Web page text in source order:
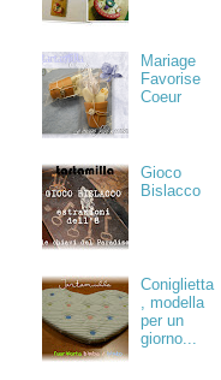
Mariage
Favorise
Coeur
Gioco
Bislacco
Coniglietta
, modella
per un
giorno...